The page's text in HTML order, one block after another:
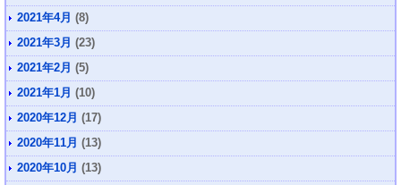
2021年4月 (8)
2021年3月 (23)
2021年2月 (5)
2021年1月 (10)
2020年12月 (17)
2020年11月 (13)
2020年10月 (13)